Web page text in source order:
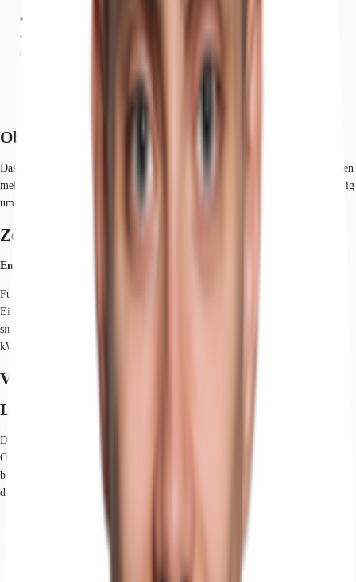
Objekt
Das Objekt besteht aus einer Produktions- und Lagerhalle und einem separaten
mehrgeschossigen, repräsentativen Bürotrakt. Das Werksgelände ist vollständig
umzäunt.
Zertifizierungen
Energieausweis
Für diese Liegenschaft liegt ein Verbrauchsausweis vom 04.06.2014 vom
Eigentümer/Vermieter vor. Die wesentlichen Energieträger der Liegenschaft
sind Holzpellets, Öl. Der Endenergieverbrauch Strom beträgt 60.00
kWh/(m²*a). Der Endenergieverbrauch Wärme beträgt 105.50 kWh/(m²*a).
Verfügbare Fläche
Lage und Verkehrsanbindung
Das Objekt befindet sich im Gewerbegebiet Friedberger See Businesspark im
Osten Augsburgs. Die Autobahnauffahrt A8 sowie die B300 sind schnell und
bequem zu erreichen. Eine Anbindung an die öffentlichen Verkehrsmittel ist
durch die neu ausgebaute Linie 64 vom Park&Ride Friedberg West möglich.
Flughafen, München, Fahrzeit: 56 min
Flughafen, Memmingen, Fahrzeit: 63 min